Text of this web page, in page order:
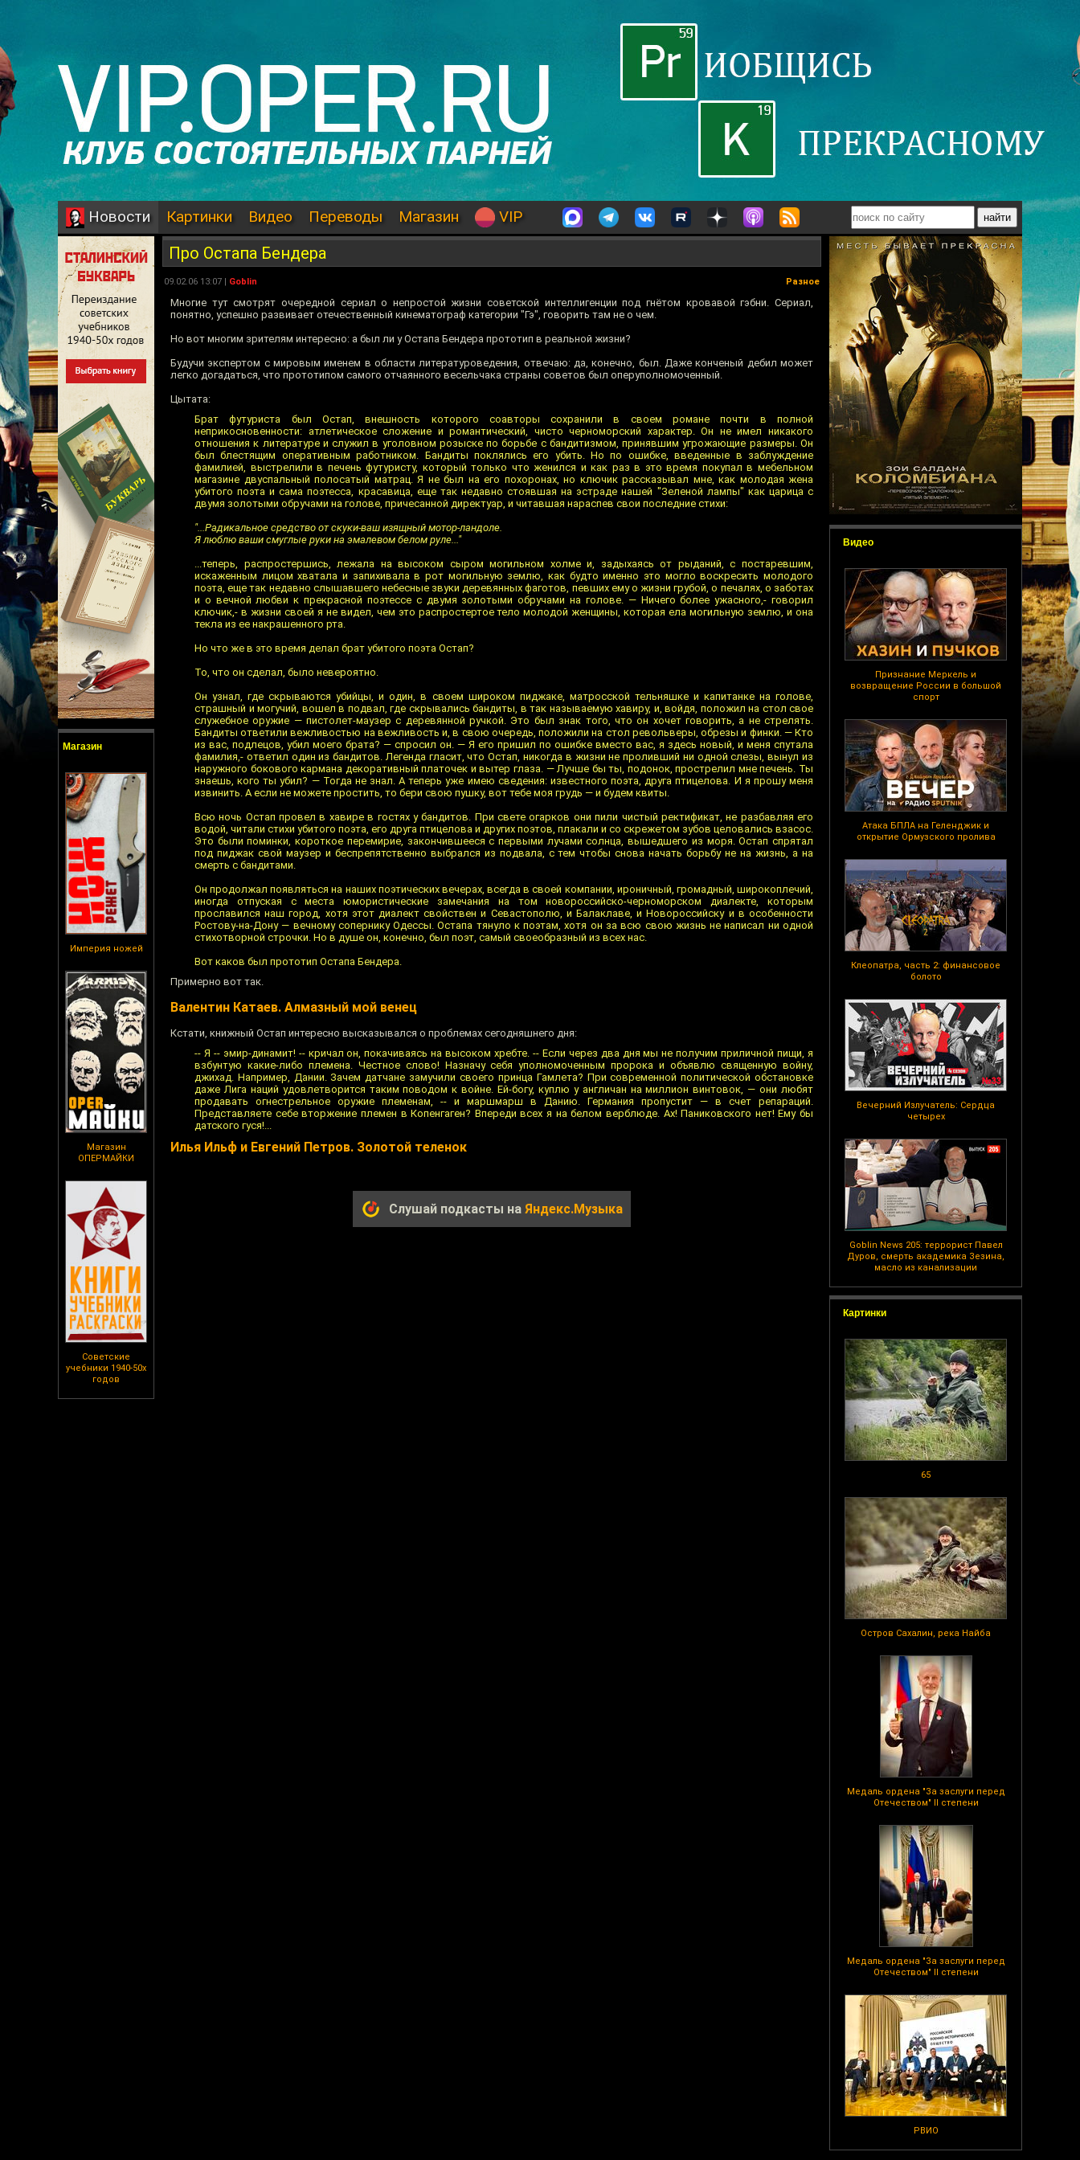
Новости Картинки Видео Переводы Магазин VIP
Магазин
Империя ножей
Магазин
ОПЕРМАЙКИ
Советские
учебники 1940-50х
годов
Видео
Признание Меркель и
возвращение России в большой
спорт
Атака БПЛА на Геленджик и
открытие Ормузского пролива
Клеопатра, часть 2: финансовое
болото
Вечерний Излучатель: Сердца
четырех
Goblin News 205: террорист Павел
Дуров, смерть академика Зезина,
масло из канализации
Картинки
65
Остров Сахалин, река Найба
Медаль ордена "За заслуги перед
Отечеством" II степени
Медаль ордена "За заслуги перед
Отечеством" II степени
РВИО
Про Остапа Бендера
09.02.06 13:07 | Goblin Разное
Многие тут смотрят очередной сериал о непростой жизни советской интеллигенции под гнётом кровавой гэбни. Сериал,
понятно, успешно развивает отечественный кинематограф категории "Гэ", говорить там не о чем.
Но вот многим зрителям интересно: а был ли у Остапа Бендера прототип в реальной жизни?
Будучи экспертом с мировым именем в области литературоведения, отвечаю: да, конечно, был. Даже конченый дебил может
легко догадаться, что прототипом самого отчаянного весельчака страны советов был оперуполномоченный.
Цытата:
Брат футуриста был Остап, внешность которого соавторы сохранили в своем романе почти в полной
неприкосновенности: атлетическое сложение и романтический, чисто черноморский характер. Он не имел никакого
отношения к литературе и служил в уголовном розыске по борьбе с бандитизмом, принявшим угрожающие размеры. Он
был блестящим оперативным работником. Бандиты поклялись его убить. Но по ошибке, введенные в заблуждение
фамилией, выстрелили в печень футуристу, который только что женился и как раз в это время покупал в мебельном
магазине двуспальный полосатый матрац. Я не был на его похоронах, но ключик рассказывал мне, как молодая жена
убитого поэта и сама поэтесса, красавица, еще так недавно стоявшая на эстраде нашей "Зеленой лампы" как царица с
двумя золотыми обручами на голове, причесанной директуар, и читавшая нараспев свои последние стихи:
"...Радикальное средство от скуки-ваш изящный мотор-ландоле.
Я люблю ваши смуглые руки на эмалевом белом руле..."
...теперь, распростершись, лежала на высоком сыром могильном холме и, задыхаясь от рыданий, с постаревшим,
искаженным лицом хватала и запихивала в рот могильную землю, как будто именно это могло воскресить молодого
поэта, еще так недавно слышавшего небесные звуки деревянных фаготов, певших ему о жизни грубой, о печалях, о заботах
и о вечной любви к прекрасной поэтессе с двумя золотыми обручами на голове. — Ничего более ужасного,- говорил
ключик,- в жизни своей я не видел, чем это распростертое тело молодой женщины, которая ела могильную землю, и она
текла из ее накрашенного рта.
Но что же в это время делал брат убитого поэта Остап?
То, что он сделал, было невероятно.
Он узнал, где скрываются убийцы, и один, в своем широком пиджаке, матросской тельняшке и капитанке на голове,
страшный и могучий, вошел в подвал, где скрывались бандиты, в так называемую хавиру, и, войдя, положил на стол свое
служебное оружие — пистолет-маузер с деревянной ручкой. Это был знак того, что он хочет говорить, а не стрелять.
Бандиты ответили вежливостью на вежливость и, в свою очередь, положили на стол револьверы, обрезы и финки. — Кто
из вас, подлецов, убил моего брата? — спросил он. — Я его пришил по ошибке вместо вас, я здесь новый, и меня спутала
фамилия,- ответил один из бандитов. Легенда гласит, что Остап, никогда в жизни не проливший ни одной слезы, вынул из
наружного бокового кармана декоративный платочек и вытер глаза. — Лучше бы ты, подонок, прострелил мне печень. Ты
знаешь, кого ты убил? — Тогда не знал. А теперь уже имею сведения: известного поэта, друга птицелова. И я прошу меня
извинить. А если не можете простить, то бери свою пушку, вот тебе моя грудь — и будем квиты.
Всю ночь Остап провел в хавире в гостях у бандитов. При свете огарков они пили чистый ректификат, не разбавляя его
водой, читали стихи убитого поэта, его друга птицелова и других поэтов, плакали и со скрежетом зубов целовались взасос.
Это были поминки, короткое перемирие, закончившееся с первыми лучами солнца, вышедшего из моря. Остап спрятал
под пиджак свой маузер и беспрепятственно выбрался из подвала, с тем чтобы снова начать борьбу не на жизнь, а на
смерть с бандитами.
Он продолжал появляться на наших поэтических вечерах, всегда в своей компании, ироничный, громадный, широкоплечий,
иногда отпуская с места юмористические замечания на том новороссийско-черноморском диалекте, которым
прославился наш город, хотя этот диалект свойствен и Севастополю, и Балаклаве, и Новороссийску и в особенности
Ростову-на-Дону — вечному сопернику Одессы. Остапа тянуло к поэтам, хотя он за всю свою жизнь не написал ни одной
стихотворной строчки. Но в душе он, конечно, был поэт, самый своеобразный из всех нас.
Вот каков был прототип Остапа Бендера.
Примерно вот так.
Валентин Катаев. Алмазный мой венец
Кстати, книжный Остап интересно высказывался о проблемах сегодняшнего дня:
-- Я -- эмир-динамит! -- кричал он, покачиваясь на высоком хребте. -- Если через два дня мы не получим приличной пищи, я
взбунтую какие-либо племена. Честное слово! Назначу себя уполномоченным пророка и объявлю священную войну,
джихад. Например, Дании. Зачем датчане замучили своего принца Гамлета? При современной политической обстановке
даже Лига наций удовлетворится таким поводом к войне. Ей-богу, куплю у англичан на миллион винтовок, — они любят
продавать огнестрельное оружие племенам, -- и маршмарш в Данию. Германия пропустит — в счет репараций.
Представляете себе вторжение племен в Копенгаген? Впереди всех я на белом верблюде. Ах! Паниковского нет! Ему бы
датского гуся!...
Илья Ильф и Евгений Петров. Золотой теленок
Слушай подкасты на Яндекс.Музыка